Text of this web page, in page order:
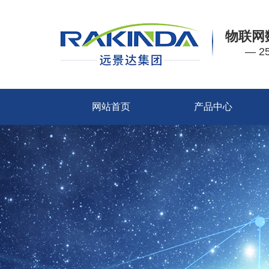
物联网
—
网站首页 产品中心